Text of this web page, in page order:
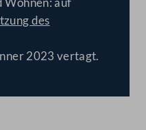
des
2023 vertagt.